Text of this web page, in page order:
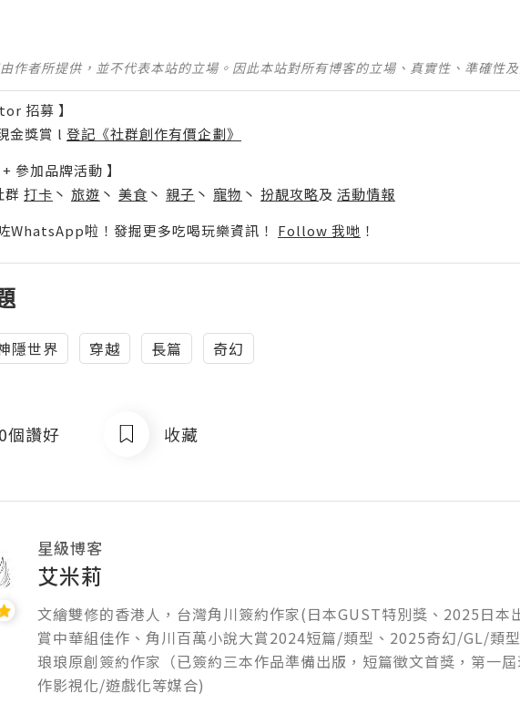
作者所提供，並不代表本站的立場。因此本站對所有博客的立場、真實性、準確性
招募 】
金獎賞 l 登記《社群創作有價企劃》
參加品牌活動 】
群 打卡 丶 旅遊 丶 美食 丶 親子 丶 寵物 丶 扮靚攻略及 活動情報
WhatsApp啦！發掘更多吃喝玩樂資訊！ Follow 我哋 ！
隱世界 穿越 長篇 奇幻
0個讚好 收藏
星級博客
艾米莉
文繪雙修的香港人，台灣角川簽約作家(日本GUST特別獎、2025日
賞中華組佳作、角川百萬小說大賞2024短篇/類型、2025奇幻/GL/類
琅琅原創簽約作家（已簽約三本作品準備出版，短篇徵文首獎，第一
作影視化/遊戲化等媒合)